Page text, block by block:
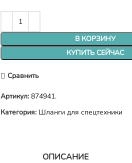
В КОРЗИНУ
КУПИТЬ СЕЙЧАС
Сравнить
Артикул:874941.
Категория: Шланги для спецтехники
ОПИСАНИЕ